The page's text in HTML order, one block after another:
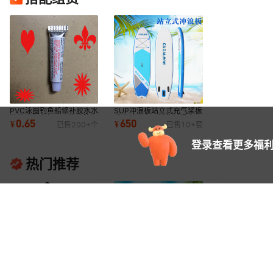
PVC泳圈钓鱼船修补胶水水
池修补包充气玩具修补胶船
用橡皮艇防水
¥0.65 已售 200+ 个
SUP冲浪板站立式充气桨板
成人拉丝夹网料浆板滑水冲
浪板包邮现货
¥650 已售 10+ 套
热门推荐
登录查看更多福